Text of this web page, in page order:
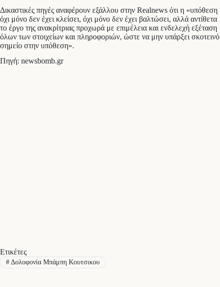
Δικαστικές πηγές αναφέρουν εξάλλου στην Realnews ότι η «υπόθεση
όχι μόνο δεν έχει κλείσει, όχι μόνο δεν έχει βαλτώσει, αλλά αντίθετα
το έργο της ανακρίτριας προχωρά με επιμέλεια και ενδελεχή εξέταση
όλων των στοιχείων και πληροφοριών, ώστε να μην υπάρξει σκοτεινό
σημείο στην υπόθεση».
Πηγή: newsbomb.gr
Ετικέτες
#Δολοφονία Μπάμπη Κουτσικου